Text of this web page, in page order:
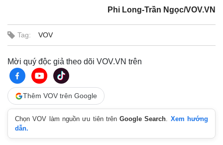
Phi Long-Trần Ngọc/VOV.VN
Tag: VOV
Mời quý độc giả theo dõi VOV.VN trên
Thêm VOV trên Google
Chọn VOV làm nguồn ưu tiên trênGoogle Search. Xem hướng
dẫn.